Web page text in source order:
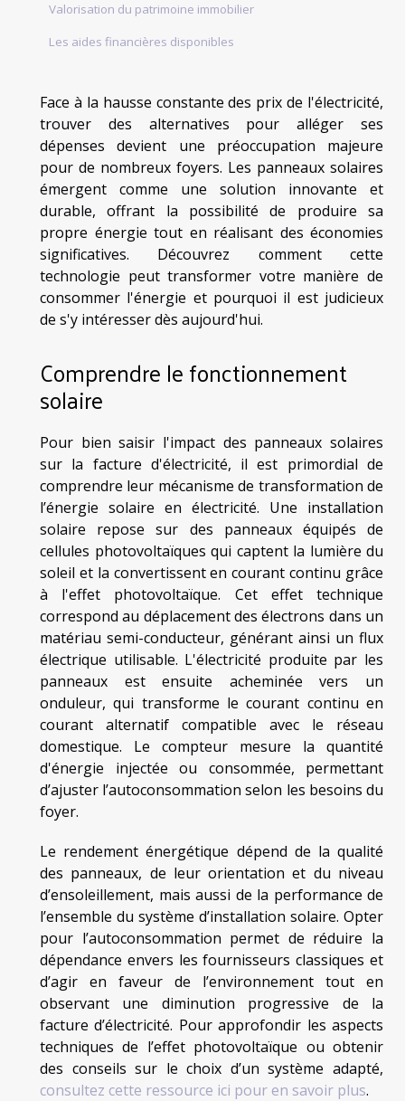
Valorisation du patrimoine immobilier
Les aides financières disponibles
Face à la hausse constante des prix de l'électricité,
trouver des alternatives pour alléger ses
dépenses devient une préoccupation majeure
pour de nombreux foyers. Les panneaux solaires
émergent comme une solution innovante et
durable, offrant la possibilité de produire sa
propre énergie tout en réalisant des économies
significatives. Découvrez comment cette
technologie peut transformer votre manière de
consommer l'énergie et pourquoi il est judicieux
de s'y intéresser dès aujourd'hui.
Comprendre le fonctionnement
solaire
Pour bien saisir l'impact des panneaux solaires
sur la facture d'électricité, il est primordial de
comprendre leur mécanisme de transformation de
l’énergie solaire en électricité. Une installation
solaire repose sur des panneaux équipés de
cellules photovoltaïques qui captent la lumière du
soleil et la convertissent en courant continu grâce
à l'effet photovoltaïque. Cet effet technique
correspond au déplacement des électrons dans un
matériau semi-conducteur, générant ainsi un flux
électrique utilisable. L'électricité produite par les
panneaux est ensuite acheminée vers un
onduleur, qui transforme le courant continu en
courant alternatif compatible avec le réseau
domestique. Le compteur mesure la quantité
d'énergie injectée ou consommée, permettant
d’ajuster l’autoconsommation selon les besoins du
foyer.
Le rendement énergétique dépend de la qualité
des panneaux, de leur orientation et du niveau
d’ensoleillement, mais aussi de la performance de
l’ensemble du système d’installation solaire. Opter
pour l’autoconsommation permet de réduire la
dépendance envers les fournisseurs classiques et
d’agir en faveur de l’environnement tout en
observant une diminution progressive de la
facture d’électricité. Pour approfondir les aspects
techniques de l’effet photovoltaïque ou obtenir
des conseils sur le choix d’un système adapté,
consultez cette ressource ici pour en savoir plus.